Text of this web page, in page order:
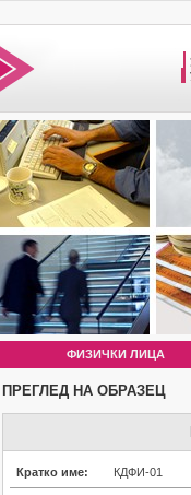
ФИЗИЧКИ ЛИЦА
ПРЕГЛЕД НА ОБРАЗЕЦ
Кратко име: КДФИ-01